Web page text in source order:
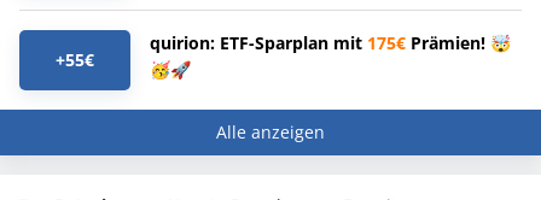
+55€
quirion: ETF-Sparplan mit 175€ Prämien! 🤯
🥳🚀
Alle anzeigen